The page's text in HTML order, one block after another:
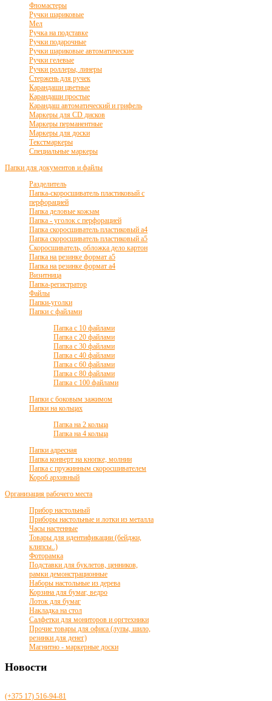
Фломастеры
Ручки шариковые
Мел
Ручка на подставке
Ручки подарочные
Ручки шариковые автоматические
Ручки гелевые
Ручки роллеры, линеры
Стержень для ручек
Карандаши цветные
Карандаши простые
Карандаш автоматический и грифель
Маркеры для CD дисков
Маркеры перманентные
Маркеры для доски
Текстмаркеры
Специальные маркеры
Папки для документов и файлы
Разделитель
Папка-скоросшиватель пластиковый с
перфорацией
Папка деловые кожзам
Папка - уголок с перфорацией
Папка скоросшиватель пластиковый а4
Папка скоросшиватель пластиковый а5
Скоросшиватель, обложка дело картон
Папка на резинке формат а5
Папка на резинке формат а4
Визитница
Папка-регистратор
Файлы
Папки-уголки
Папки с файлами
Папка с 10 файлами
Папка с 20 файлами
Папка с 30 файлами
Папка с 40 файлами
Папка с 60 файлами
Папка с 80 файлами
Папка с 100 файлами
Папки с боковым зажимом
Папки на кольцах
Папка на 2 кольца
Папка на 4 кольца
Папки адресная
Папка конверт на кнопке, молнии
Папка с пружинным скоросшивателем
Короб архивный
Организация рабочего места
Прибор настольный
Приборы настольные и лотки из металла
Часы настенные
Товары для идентификации (бейджи,
клипсы..)
Фоторамка
Подставки для буклетов, ценников,
рамки демонстрационные
Наборы настольные из дерева
Корзина для бумаг, ведро
Лоток для бумаг
Накладка на стол
Салфетки для мониторов и оргтехники
Прочие товары для офиса (лупы, шило,
резинки для денег)
Магнитно - маркерные доски
Новости
(+375 17) 516-94-81